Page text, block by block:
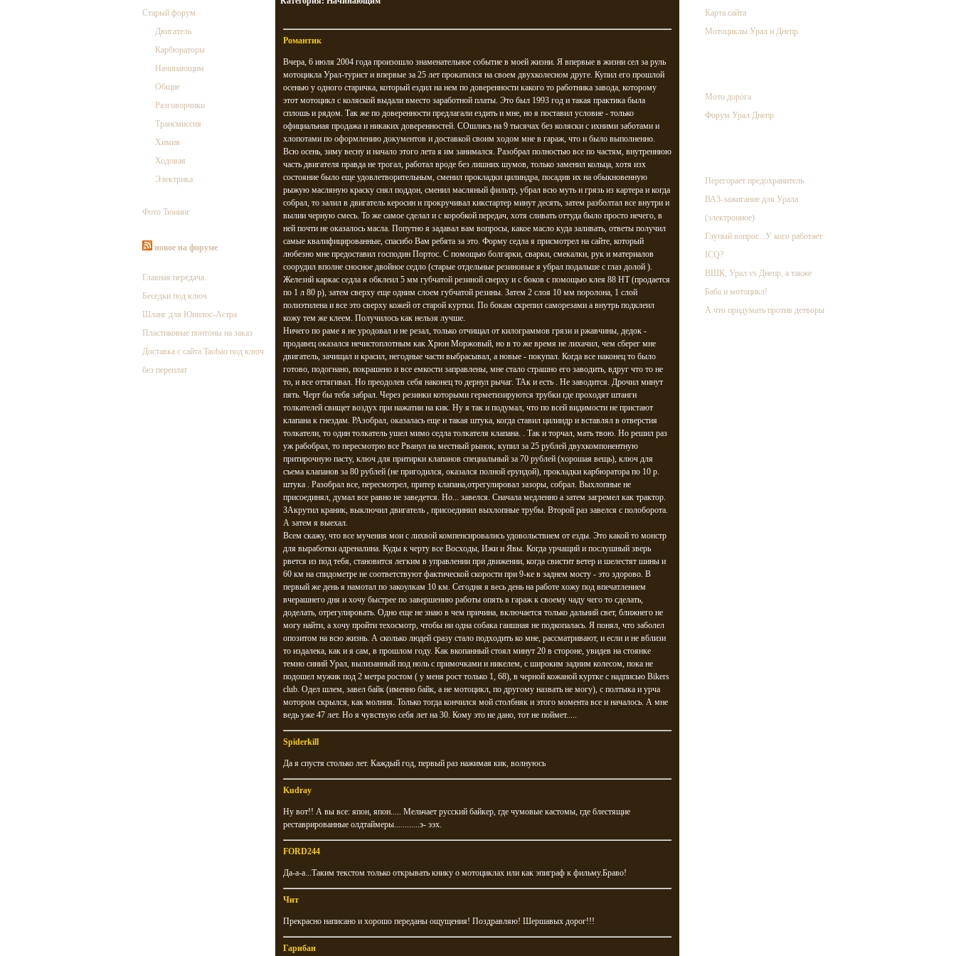
Старый форум
Двигатель
Карбюраторы
Начинающим
Общие
Разговорчики
Трансмиссия
Химия
Ходовая
Электрика
Фото Тюнинг
новое на форуме
Главная передача.
Беседки под ключ
Шланг для Юнилос-Астра
Пластиковые понтоны на заказ
Доставка с сайта Taobao под ключ
без переплат
Романтик
Вчера, 6 июля 2004 года произошло знаменательное событие в моей жизни. Я впервые в жизни сел за руль
мотоцикла Урал-турист и впервые за 25 лет прокатился на своем двухколесном друге. Купил его прошлой
осенью у одного старичка, который ездил на нем по доверенности какого то работника завода, которому
этот мотоцикл с коляской выдали вместо заработной платы. Это был 1993 год и такая практика была
сплошь и рядом. Так же по доверенности предлагали ездить и мне, но я поставил условие - только
официальная продажа и никаких доверенностей. СОшлись на 9 тысячах без коляски с ихними заботами и
хлопотами по оформлению документов и доставкой своим ходом мне в гараж, что и было выполненно.
Всю осень, зиму весну и начало этого лета я им занимался. Разобрал полностью все по частям, внутреннюю
часть двигателя правда не трогал, работал вроде без лишних шумов, только заменил кольца, хотя изх
состояние было еще удовлетворительным, сменил прокладки цилиндра, посадив их на обыкновенную
рыжую масляную краску снял поддон, сменил масляный фильтр, убрал всю муть и грязь из картера и когда
собрал, то залил в двигатель керосин и прокручивал кикстартер минут десять, затем разболтал все внутри и
вылии черную смесь. То же самое сделал и с коробкой передач, хотя сливать оттуда было просто нечего, в
ней почти не оказалось масла. Попутно я задавал вам вопросы, какое масло куда заливать, ответы получил
самые квалифицированные, спасибо Вам ребята за это. Форму седла я присмотрел на сайте, который
любезно мне предоставил господин Портос. С помощью болгарки, сварки, смекалки, рук и материалов
соорудил вполне сносное двойное седло (старые отдельные резиновые я убрал подальше с глаз долой ).
Железнй каркас седла я обклеил 5 мм губчатой резиной сверху и с боков с помощью клея 88 НТ (продается
по 1 л 80 р), затем сверху еще одним слоем губчатой резины. Затем 2 слоя 10 мм поролона, 1 слой
полиэтилена и все это сверху кожей от старой куртки. По бокам скрепил саморезами а внутрь подклеил
кожу тем же клеем. Получилось как нельзя лучше.
Ничего по раме я не уродовал и не резал, только отчищал от килограммов грязи и ржавчины, дедок -
продавец оказался нечистоплотным как Хрюн Моржовый, но в то же время не лихачил, чем сберег мне
двигатель, зачищал и красил, негодные части выбрасывал, а новые - покупал. Когда все наконец то было
готово, подогнано, покрашено и все емкости заправлены, мне стало страшно его заводить, вдруг что то не
то, и все оттягивал. Но преодолев себя наконец то дернул рычаг. ТАк и есть . Не заводится. Дрочил минут
пять. Черт бы тебя забрал. Через резинки которыми герметизируются трубки где проходят штанги
толкателей свищет воздух при нажатии на кик. Ну я так и подумал, что по всей видимости не пристают
клапана к гнездам. РАзобрал, оказалась еще и такая штука, когда ставил цилиндр и вставлял в отверстия
толкатели, то один толкатель ушел мимо седла толкателя клапана. . Так и торчал, мать твою. Но решил раз
уж рабобрал, то пересмотрю все Рванул на местный рынок, купил за 25 рублей двухкомпонентную
притирочную пасту, ключ для притирки клапанов специальный за 70 рублей (хорошая вещь), ключ для
съема клапанов за 80 рублей (не пригодился, оказался полной ерундой), прокладки карбюратора по 10 р.
штука . Разобрал все, пересмотрел, притер клапана,отрегулировал зазоры, собрал. Выхлопные не
присоединял, думал все равно не заведется. Но... завелся. Сначала медленно а затем загремел как трактор.
ЗАкрутил краник, выключил двигатель , присоединил выхлопные трубы. Второй раз завелся с полоборота.
А затем я выехал.
Всем скажу, что все мучения мои с лихвой компенсировались удовольствием от езды. Это какой то монстр
для выработки адреналина. Куды к черту все Восходы, Ижи и Явы. Когда урчащий и послушный зверь
рвется из под тебя, становится легким в управлении при движении, когда свистит ветер и шелестят шины и
60 км на спидометре не соответствуют фактической скорости при 9-ке в заднем мосту - это здорово. В
первый же день я намотал по закоулкам 10 км. Сегодня я весь день на работе хожу под впечатлением
вчерашнего дня и хочу быстрее по завершению работы опять в гараж к своему чаду чего то сделать,
доделать, отрегулировать. Одно еще не знаю в чем причина, включается только дальний свет, ближнего не
могу найти, а хочу пройти техосмотр, чтобы ни одна собака гаишная не подкопалась. Я понял, что заболел
опозитом на всю жизнь. А сколько людей сразу стало подходить ко мне, рассматривают, и если и не вблизи
то издалека, как и я сам, в прошлом году. Как вкопанный стоял минут 20 в стороне, увидев на стоянке
темно синий Урал, вылизанный под ноль с примочками и никелем, с широким задним колесом, пока не
подошел мужик под 2 метра ростом ( у меня рост только 1, 68), в черной кожаной куртке с надписью Bikers
club. Одел шлем, завел байк (именно байк, а не мотоцикл, по другому назвать не могу), с полтыка и урча
мотором скрылся, как молния. Только тогда кончился мой столбняк и этого момента все и началось. А мне
ведь уже 47 лет. Но я чувствую себя лет на 30. Кому это не дано, тот не поймет.....
Spiderkill
Да я спустя столько лет. Каждый год, первый раз нажимая кик, волнуюсь
Kudray
Ну вот!! А вы все: япон, япон..... Мельчает русский байкер, где чумовые кастомы, где блестящие
реставрированные олдтаймеры............э- ээх.
FORD244
Да-а-а...Таким текстом только открывать книку о мотоциклах или как эпиграф к фильму.Браво!
Чит
Прекрасно написано и хорошо переданы ощущения! Поздравляю! Шершавых дорог!!!
Гарибан
Карта сайта
Мотоциклы Урал и Днепр
Мото дорога
Форум Урал Днепр
Перегорает предохранитель
ВАЗ-зажигание для Урала
(электронное)
Глупый вопрос...У кого работает
ICQ?
ВШК, Урал vs Днепр, а также
Баба и мотоцикл!
А что придумать против детворы